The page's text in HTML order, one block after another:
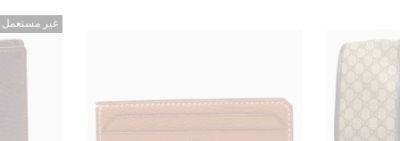
غير مستعمل